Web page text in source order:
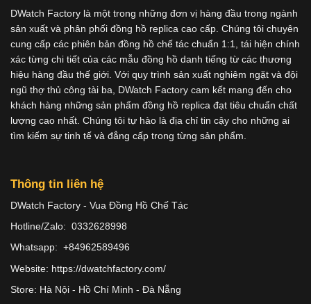
DWatch Factory là một trong những đơn vị hàng đầu trong ngành
sản xuất và phân phối đồng hồ replica cao cấp. Chúng tôi chuyên
cung cấp các phiên bản đồng hồ chế tác chuẩn 1:1, tái hiện chính
xác từng chi tiết của các mẫu đồng hồ danh tiếng từ các thương
hiệu hàng đầu thế giới. Với quy trình sản xuất nghiêm ngặt và đội
ngũ thợ thủ công tài ba, DWatch Factory cam kết mang đến cho
khách hàng những sản phẩm đồng hồ replica đạt tiêu chuẩn chất
lượng cao nhất. Chúng tôi tự hào là địa chỉ tin cậy cho những ai
tìm kiếm sự tinh tế và đẳng cấp trong từng sản phẩm.
Thông tin liên hệ
DWatch Factory - Vua Đồng Hồ Chế Tác
Hotline/Zalo: 0332628998
Whatsapp: +84962589496
Website: https://dwatchfactory.com/
Store: Hà Nội - Hồ Chí Minh - Đà Nẵng